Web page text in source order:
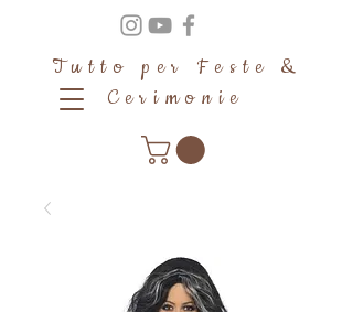
Tutto per Feste &
Cerimonie